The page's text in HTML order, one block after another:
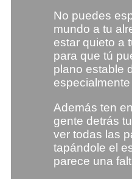
No puedes
mundo a tu
estar quieto a
para que tú
plano estable
Además ten
gente detrás
ver todas las
tapándole el
parece una